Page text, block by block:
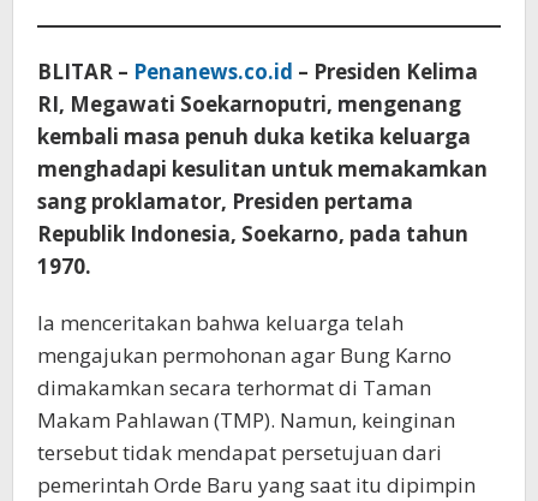
BLITAR – Penanews.co.id – Presiden Kelima
RI, Megawati Soekarnoputri, mengenang
kembali masa penuh duka ketika keluarga
menghadapi kesulitan untuk memakamkan
sang proklamator, Presiden pertama
Republik Indonesia, Soekarno, pada tahun
1970.
Ia menceritakan bahwa keluarga telah
mengajukan permohonan agar Bung Karno
dimakamkan secara terhormat di Taman
Makam Pahlawan (TMP). Namun, keinginan
tersebut tidak mendapat persetujuan dari
pemerintah Orde Baru yang saat itu dipimpin